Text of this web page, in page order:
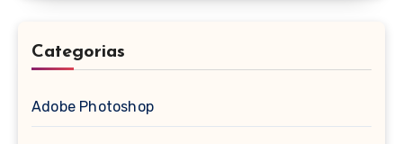
Categorias
Adobe Photoshop